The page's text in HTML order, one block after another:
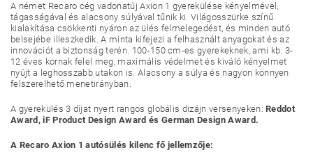
A német Recaro cég vadonatúj Axion 1 gyerekülése kényelmével,
tágasságával és alacsony súlyával tűnik ki. Világosszürke színű
kialakítása csökkenti nyáron az ülés felmelegedést, és minden autó
belsejébe illeszkedik. A minta kifejezi a felhasznált anyagokat és az
innovációt a biztonság terén. 100-150 cm-es gyerekeknek, ami kb. 3-
12 éves kornak felel meg, maximális védelmet és kiváló kényelmet
nyújt a leghosszabb utakon is. Alacsony a súlya és nagyon könnyen
felszerelhető menetirányban.
A gyerekülés 3 díjat nyert rangos globális dizájn versenyeken:Reddot
Award, iF Product Design Award és German Design Award.
A Recaro Axion 1 autósülés kilenc fő jellemzője: